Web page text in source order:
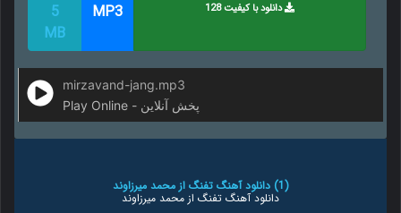
دانلود با کیفیت 128 MP3
5
MB
mirzavand-jang.mp3
Play Online - پخش آنلاین
(1) دانلود آهنگ تفنگ از محمد میرزاوند
دانلود آهنگ تفنگ از محمد میرزاوند